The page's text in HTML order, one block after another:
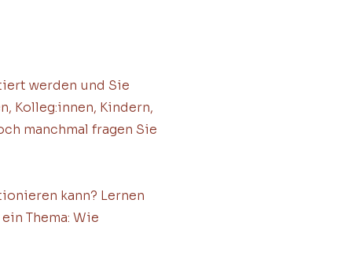
werden und Sie
Kolleg:innen, Kindern,
manchmal fragen Sie
kann? Lernen
Thema: Wie